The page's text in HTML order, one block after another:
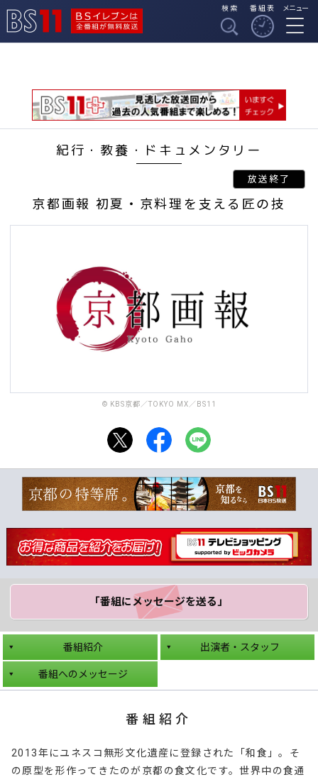
BSイレブンは全番組
検索 番組表 メニュー
紀行・教養・ドキュメンタリー
京都画報 初夏・京料理を支える匠の技
© KBS京都／TOKYO MX／BS11
「番組にメッセージを送る」
番組紹介 出演者・スタッフ
番組へのメッセージ
番組紹介
2013年にユネスコ無形文化遺産に登録された「和食」。そ
の原型を形作ってきたのが京都の食文化です。世界中の食通